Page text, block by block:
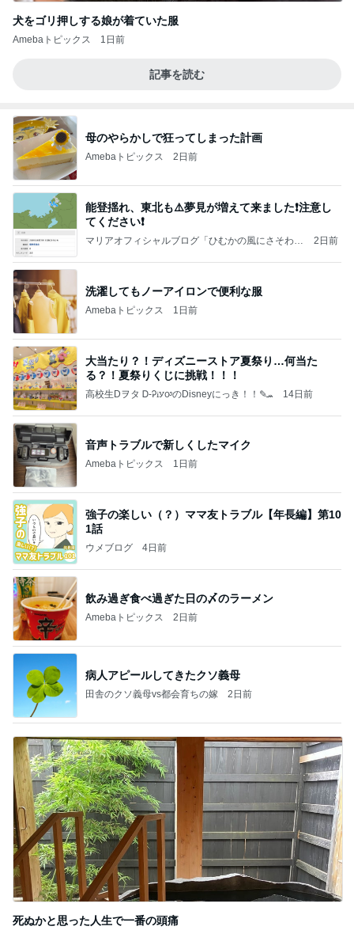
犬をゴリ押しする娘が着ていた服
Amebaトピックス 1日前
記事を読む
母のやらかしで狂ってしまった計画
Amebaトピックス 2日前
能登揺れ、東北も⚠️夢見が増えて来ました❗️注意し
てください❗️
マリアオフィシャルブログ「ひむかの風にさそわれ
2日前
洗濯してもノーアイロンで便利な服
Amebaトピックス 1日前
大当たり？！ディズニーストア夏祭り…何当た
る？！夏祭りくじに挑戦！！！
高校生Dヲタ Ꭰ-ᎮꭵꭹꭴのDisneyにっき！！✎ܚ 14日前
音声トラブルで新しくしたマイク
Amebaトピックス 1日前
強子の楽しい（？）ママ友トラブル【年長編】第10
1話
ウメブログ 4日前
飲み過ぎ食べ過ぎた日の〆のラーメン
Amebaトピックス 2日前
病人アピールしてきたクソ義母
田舎のクソ義母vs都会育ちの嫁 2日前
死ぬかと思った人生で一番の頭痛